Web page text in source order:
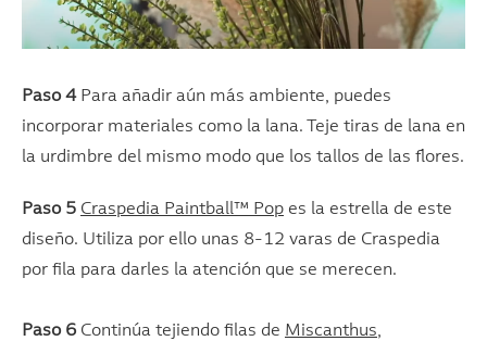
Paso 4Para añadir aún más ambiente, puedes
incorporar materiales como la lana. Teje tiras de lana en
la urdimbre del mismo modo que los tallos de las flores.
Paso 5 Craspedia Paintball™ Pop es la estrella de este
diseño. Utiliza por ello unas 8-12 varas de Craspedia
por fila para darles la atención que se merecen.
Paso 6 Continúa tejiendo filas de Miscanthus,